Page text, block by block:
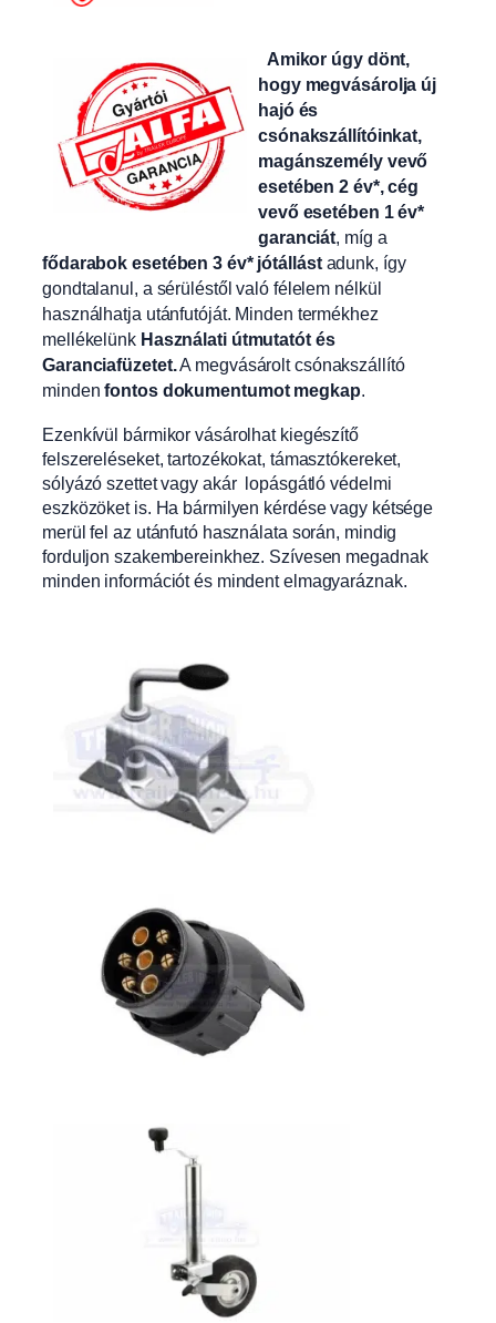
Amikor úgy dönt,
hogy megvásárolja új
hajó és
csónakszállítóinkat,
magánszemély vevő
esetében 2 év*, cég
vevő esetében 1 év*
garanciát, míg a
fődarabok esetében 3 év* jótállástadunk, így
gondtalanul, a sérüléstől való félelem nélkül
használhatja utánfutóját. Minden termékhez
mellékelünk Használati útmutatót és
Garanciafüzetet.A megvásárolt csónakszállító
mindenfontos dokumentumot megkap.
Ezenkívül bármikor vásárolhat kiegészítő
felszereléseket, tartozékokat, támasztókereket,
sólyázó szettet vagy akár lopásgátló védelmi
eszközöket is. Ha bármilyen kérdése vagy kétsége
merül fel az utánfutó használata során, mindig
forduljon szakembereinkhez. Szívesen megadnak
minden információt és mindent elmagyaráznak.